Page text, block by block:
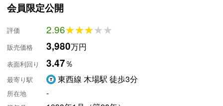
会員限定公開
評価 2.96★★★★★
★★★★★
販売価格 3,980万円
表面利回り 3.47％
最寄り駅 東西線 木場駅 徒歩3分
所在地 -